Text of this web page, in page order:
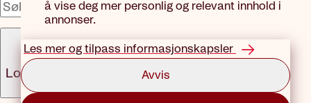
å vise deg mer personlig og relevant innhold i
annonser.
Les mer og tilpass informasjonskapsler
Avvis
x
Logg inn
Meny